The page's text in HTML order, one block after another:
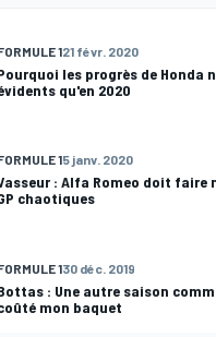
121 févr. 2020
les progrès de Honda
qu'en 2020
15 janv. 2020
: Alfa Romeo doit faire
chaotiques
130 déc. 2019
: Une autre saison
mon baquet